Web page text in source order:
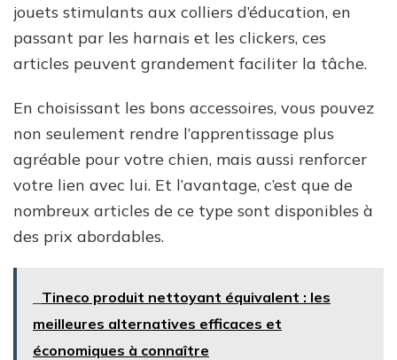
jouets stimulants aux colliers d’éducation, en
passant par les harnais et les clickers, ces
articles peuvent grandement faciliter la tâche.
En choisissant les bons accessoires, vous pouvez
non seulement rendre l’apprentissage plus
agréable pour votre chien, mais aussi renforcer
votre lien avec lui. Et l’avantage, c’est que de
nombreux articles de ce type sont disponibles à
des prix abordables.
Tineco produit nettoyant équivalent : les
meilleures alternatives efficaces et
économiques à connaître